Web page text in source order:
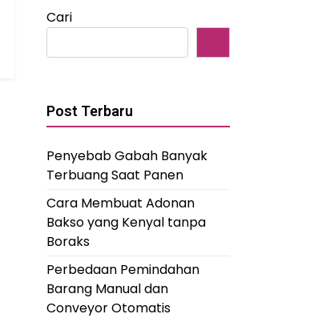
Cari
Post Terbaru
Penyebab Gabah Banyak
Terbuang Saat Panen
Cara Membuat Adonan
Bakso yang Kenyal tanpa
Boraks
Perbedaan Pemindahan
Barang Manual dan
Conveyor Otomatis